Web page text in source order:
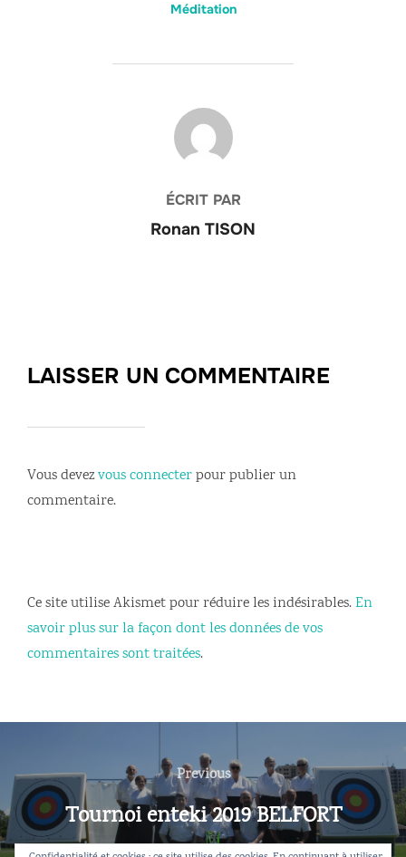
Méditation
AUTEUR DE LA PUBLICATION
ÉCRIT PAR
Ronan TISON
LAISSER UN COMMENTAIRE
Vous devezvous connecterpour publier un
commentaire.
Ce site utilise Akismet pour réduire les indésirables.En
savoir plus sur la façon dont les données de vos
commentaires sont traitées.
de
l’article
Previous
Previous
Tournoi enteki 2019 BELFORT